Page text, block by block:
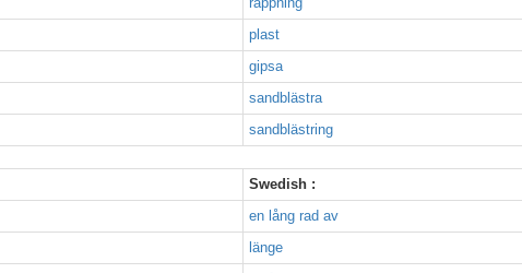
plast
gipsa
sandblästra
sandblästring
Swedish :
en lång rad av
länge